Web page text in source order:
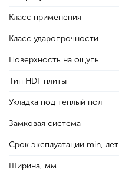
Класс применения
Класс ударопрочности
Поверхность на ощупь
Тип HDF плиты
Укладка под теплый пол
Замковая система
Срок эксплуатации min, лет
Ширина, мм